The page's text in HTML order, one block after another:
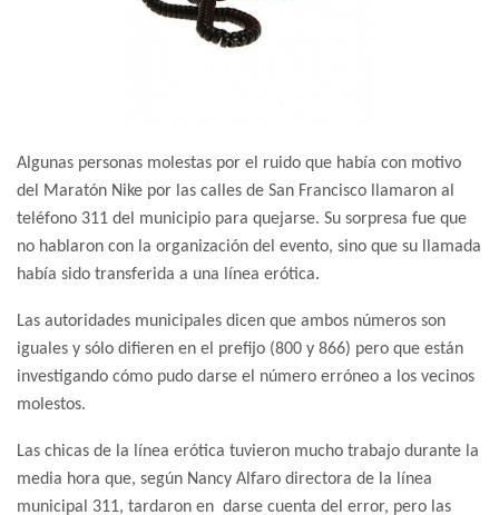
Algunas personas molestas por el ruido que había con motivo
del Maratón Nike por las calles de San Francisco llamaron al
teléfono 311 del municipio para quejarse. Su sorpresa fue que
no hablaron con la organización del evento, sino que su llamada
había sido transferida a una línea erótica.
Las autoridades municipales dicen que ambos números son
iguales y sólo difieren en el prefijo (800 y 866) pero que están
investigando cómo pudo darse el número erróneo a los vecinos
molestos.
Las chicas de la línea erótica tuvieron mucho trabajo durante la
media hora que, según Nancy Alfaro directora de la línea
municipal 311, tardaron en darse cuenta del error, pero las